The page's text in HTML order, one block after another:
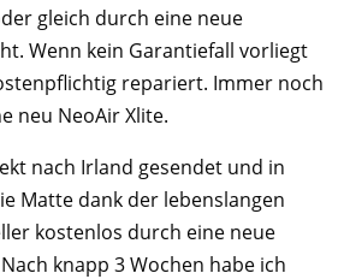
gleich durch eine neue
Wenn kein Garantiefall vorliegt
repariert. Immer noch
neu NeoAir Xlite.
nach Irland gesendet und in
Matte dank der lebenslangen
kostenlos durch eine neue
knapp 3 Wochen habe ich